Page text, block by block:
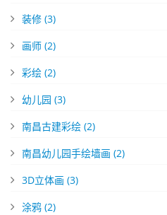
装修 (3)
画师 (2)
彩绘 (2)
幼儿园 (3)
南昌古建彩绘 (2)
南昌幼儿园手绘墙画 (2)
3D立体画 (3)
涂鸦 (2)